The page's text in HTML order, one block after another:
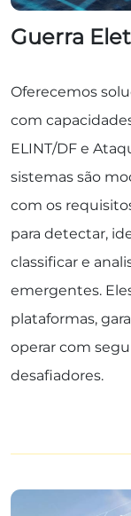
Guerra
Oferecemos
com
ELINT/DF e
sistemas são
com os
para detectar,
classificar e
emergentes.
plataformas,
operar com
desafiadores.